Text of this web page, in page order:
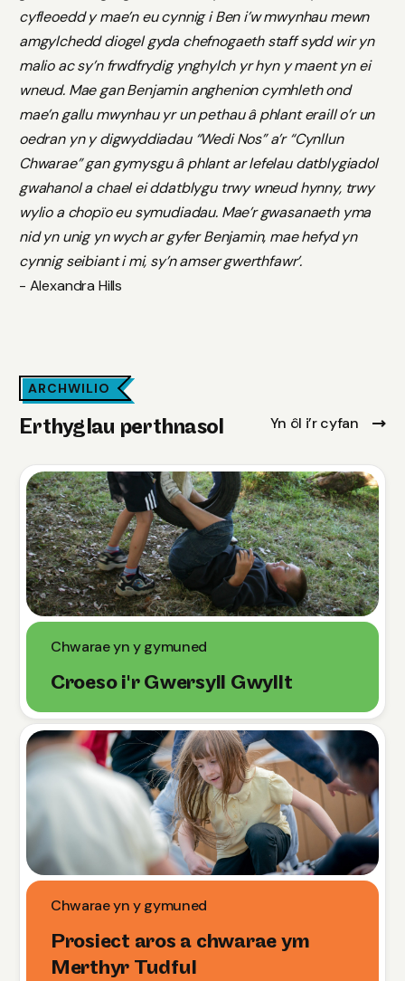
cyfleoedd y mae’n eu cynnig i Ben i’w mwynhau mewn
amgylchedd diogel gyda chefnogaeth staff sydd wir yn
malio ac sy’n frwdfrydig ynghylch yr hyn y maent yn ei
wneud. Mae gan Benjamin anghenion cymhleth ond
mae’n gallu mwynhau yr un pethau â phlant eraill o’r un
oedran yn y digwyddiadau “Wedi Nos” a’r “Cynllun
Chwarae” gan gymysgu â phlant ar lefelau datblygiadol
gwahanol a chael ei ddatblygu trwy wneud hynny, trwy
wylio a chopïo eu symudiadau. Mae’r gwasanaeth yma
nid yn unig yn wych ar gyfer Benjamin, mae hefyd yn
cynnig seibiant i mi, sy’n amser gwerthfawr’.
- Alexandra Hills
ARCHWILIO
Erthyglau perthnasol Yn ôl i’r cyfan
Chwarae yn y gymuned
Croeso i'r Gwersyll Gwyllt
Chwarae yn y gymuned
Prosiect aros a chwarae ym
Merthyr Tudful